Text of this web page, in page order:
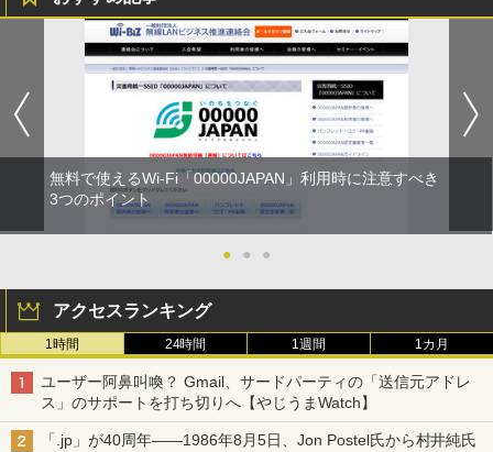
無料で使えるWi-Fi「00000JAPAN」利用時に注意すべき
3つのポイント
● ● ●
アクセスランキング
1時間 24時間 1週間 1カ月
ユーザー阿鼻叫喚？ Gmail、サードパーティの「送信元アドレ
ス」のサポートを打ち切りへ【やじうまWatch】
「.jp」が40周年――1986年8月5日、Jon Postel氏から村井純氏